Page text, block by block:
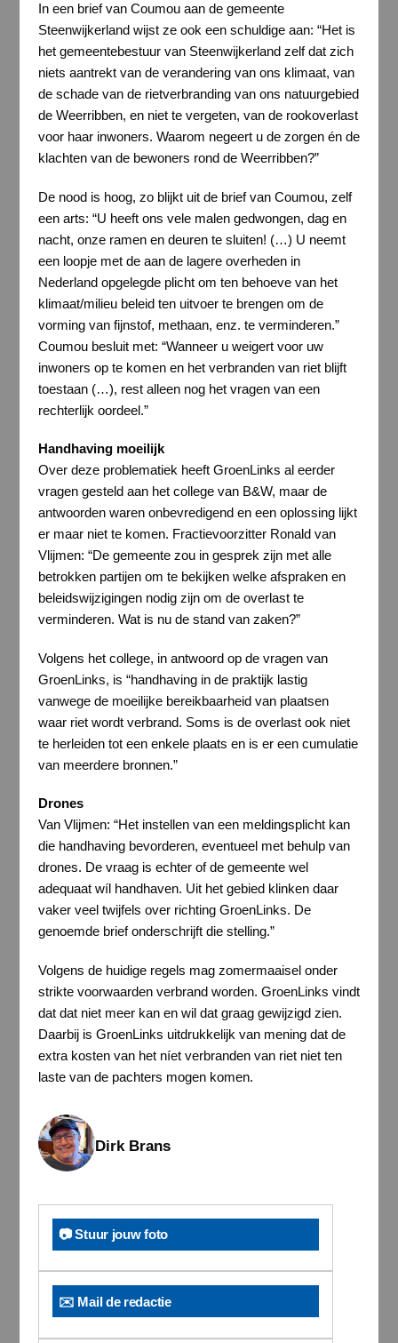
In een brief van Coumou aan de gemeente
Steenwijkerland wijst ze ook een schuldige aan: “Het is
het gemeentebestuur van Steenwijkerland zelf dat zich
niets aantrekt van de verandering van ons klimaat, van
de schade van de rietverbranding van ons natuurgebied
de Weerribben, en niet te vergeten, van de rookoverlast
voor haar inwoners. Waarom negeert u de zorgen én de
klachten van de bewoners rond de Weerribben?”
De nood is hoog, zo blijkt uit de brief van Coumou, zelf
een arts: “U heeft ons vele malen gedwongen, dag en
nacht, onze ramen en deuren te sluiten! (…) U neemt
een loopje met de aan de lagere overheden in
Nederland opgelegde plicht om ten behoeve van het
klimaat/milieu beleid ten uitvoer te brengen om de
vorming van fijnstof, methaan, enz. te verminderen.”
Coumou besluit met: “Wanneer u weigert voor uw
inwoners op te komen en het verbranden van riet blijft
toestaan (…), rest alleen nog het vragen van een
rechterlijk oordeel.”
Handhaving moeilijk
Over deze problematiek heeft GroenLinks al eerder
vragen gesteld aan het college van B&W, maar de
antwoorden waren onbevredigend en een oplossing lijkt
er maar niet te komen. Fractievoorzitter Ronald van
Vlijmen: “De gemeente zou in gesprek zijn met alle
betrokken partijen om te bekijken welke afspraken en
beleidswijzigingen nodig zijn om de overlast te
verminderen. Wat is nu de stand van zaken?”
Volgens het college, in antwoord op de vragen van
GroenLinks, is “handhaving in de praktijk lastig
vanwege de moeilijke bereikbaarheid van plaatsen
waar riet wordt verbrand. Soms is de overlast ook niet
te herleiden tot een enkele plaats en is er een cumulatie
van meerdere bronnen.”
Drones
Van Vlijmen: “Het instellen van een meldingsplicht kan
die handhaving bevorderen, eventueel met behulp van
drones. De vraag is echter of de gemeente wel
adequaat wíl handhaven. Uit het gebied klinken daar
vaker veel twijfels over richting GroenLinks. De
genoemde brief onderschrijft die stelling.”
Volgens de huidige regels mag zomermaaisel onder
strikte voorwaarden verbrand worden. GroenLinks vindt
dat dat niet meer kan en wil dat graag gewijzigd zien.
Daarbij is GroenLinks uitdrukkelijk van mening dat de
extra kosten van het níet verbranden van riet niet ten
laste van de pachters mogen komen.
Dirk Brans
📷 Stuur jouw foto
✉️ Mail de redactie